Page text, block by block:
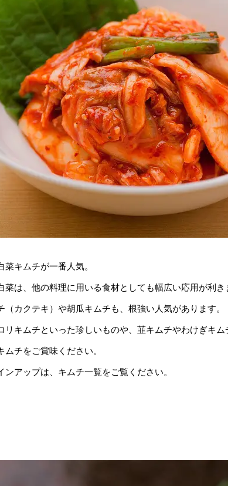
キムチが一番人気。
は、他の料理に用いる食材としても幅広い応用が利き
（カクテキ）や胡瓜キムチも、根強い人気があります。
リキムチといった珍しいものや、韮キムチやわけぎキ
チをご賞味ください。
アップは、キムチ一覧をご覧ください。